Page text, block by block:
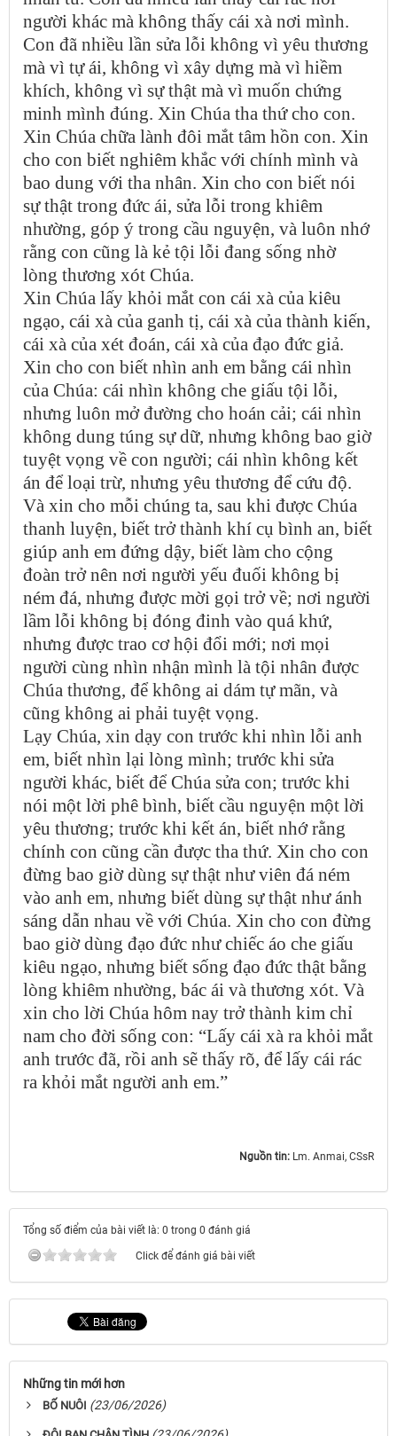
người khác mà không thấy cái xà nơi mình.
Con đã nhiều lần sửa lỗi không vì yêu thương
mà vì tự ái, không vì xây dựng mà vì hiềm
khích, không vì sự thật mà vì muốn chứng
minh mình đúng. Xin Chúa tha thứ cho con.
Xin Chúa chữa lành đôi mắt tâm hồn con. Xin
cho con biết nghiêm khắc với chính mình và
bao dung với tha nhân. Xin cho con biết nói
sự thật trong đức ái, sửa lỗi trong khiêm
nhường, góp ý trong cầu nguyện, và luôn nhớ
rằng con cũng là kẻ tội lỗi đang sống nhờ
lòng thương xót Chúa.
Xin Chúa lấy khỏi mắt con cái xà của kiêu
ngạo, cái xà của ganh tị, cái xà của thành kiến,
cái xà của xét đoán, cái xà của đạo đức giả.
Xin cho con biết nhìn anh em bằng cái nhìn
của Chúa: cái nhìn không che giấu tội lỗi,
nhưng luôn mở đường cho hoán cải; cái nhìn
không dung túng sự dữ, nhưng không bao giờ
tuyệt vọng về con người; cái nhìn không kết
án để loại trừ, nhưng yêu thương để cứu độ.
Và xin cho mỗi chúng ta, sau khi được Chúa
thanh luyện, biết trở thành khí cụ bình an, biết
giúp anh em đứng dậy, biết làm cho cộng
đoàn trở nên nơi người yếu đuối không bị
ném đá, nhưng được mời gọi trở về; nơi người
lầm lỗi không bị đóng đinh vào quá khứ,
nhưng được trao cơ hội đổi mới; nơi mọi
người cùng nhìn nhận mình là tội nhân được
Chúa thương, để không ai dám tự mãn, và
cũng không ai phải tuyệt vọng.
Lạy Chúa, xin dạy con trước khi nhìn lỗi anh
em, biết nhìn lại lòng mình; trước khi sửa
người khác, biết để Chúa sửa con; trước khi
nói một lời phê bình, biết cầu nguyện một lời
yêu thương; trước khi kết án, biết nhớ rằng
chính con cũng cần được tha thứ. Xin cho con
đừng bao giờ dùng sự thật như viên đá ném
vào anh em, nhưng biết dùng sự thật như ánh
sáng dẫn nhau về với Chúa. Xin cho con đừng
bao giờ dùng đạo đức như chiếc áo che giấu
kiêu ngạo, nhưng biết sống đạo đức thật bằng
lòng khiêm nhường, bác ái và thương xót. Và
xin cho lời Chúa hôm nay trở thành kim chỉ
nam cho đời sống con: “Lấy cái xà ra khỏi mắt
anh trước đã, rồi anh sẽ thấy rõ, để lấy cái rác
ra khỏi mắt người anh em.”
Nguồn tin: Lm. Anmai, CSsR
Tổng số điểm của bài viết là: 0 trong 0 đánh giá
Click để đánh giá bài viết
Những tin mới hơn
BỐ NUÔI (23/06/2026)